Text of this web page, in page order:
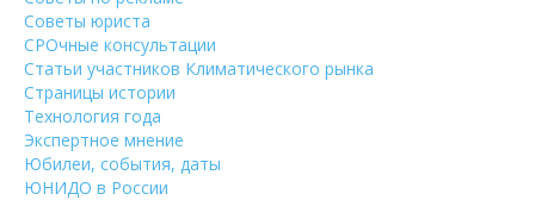
Советы юриста
СРОчные консультации
Статьи участников Климатического рынка
Страницы истории
Технология года
Экспертное мнение
Юбилеи, события, даты
ЮНИДО в России